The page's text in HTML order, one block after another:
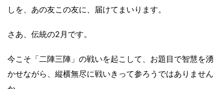
しを、あの友この友に、届けてまいります。
さあ、伝統の2月です。
今こそ「二陣三陣」の戦いを起こして、お題目で智慧を湧
かせながら、縦横無尽に戦いきって参ろうではありません